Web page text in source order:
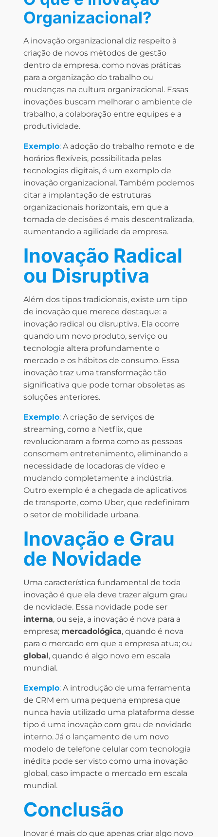
Organizacional?
A inovação organizacional diz respeito à
criação de novos métodos de gestão
dentro da empresa, como novas práticas
para a organização do trabalho ou
mudanças na cultura organizacional. Essas
inovações buscam melhorar o ambiente de
trabalho, a colaboração entre equipes e a
produtividade.
Exemplo: A adoção do trabalho remoto e de
horários flexíveis, possibilitada pelas
tecnologias digitais, é um exemplo de
inovação organizacional. Também podemos
citar a implantação de estruturas
organizacionais horizontais, em que a
tomada de decisões é mais descentralizada,
aumentando a agilidade da empresa.
Inovação Radical
ou Disruptiva
Além dos tipos tradicionais, existe um tipo
de inovação que merece destaque: a
inovação radical ou disruptiva. Ela ocorre
quando um novo produto, serviço ou
tecnologia altera profundamente o
mercado e os hábitos de consumo. Essa
inovação traz uma transformação tão
significativa que pode tornar obsoletas as
soluções anteriores.
Exemplo: A criação de serviços de
streaming, como a Netflix, que
revolucionaram a forma como as pessoas
consomem entretenimento, eliminando a
necessidade de locadoras de vídeo e
mudando completamente a indústria.
Outro exemplo é a chegada de aplicativos
de transporte, como Uber, que redefiniram
o setor de mobilidade urbana.
Inovação e Grau
de Novidade
Uma característica fundamental de toda
inovação é que ela deve trazer algum grau
de novidade. Essa novidade pode ser
interna, ou seja, a inovação é nova para a
empresa; mercadológica, quando é nova
para o mercado em que a empresa atua; ou
global , quando é algo novo em escala
mundial.
Exemplo: A introdução de uma ferramenta
de CRM em uma pequena empresa que
nunca havia utilizado uma plataforma desse
tipo é uma inovação com grau de novidade
interno. Já o lançamento de um novo
modelo de telefone celular com tecnologia
inédita pode ser visto como uma inovação
global, caso impacte o mercado em escala
mundial.
Conclusão
Inovar é mais do que apenas criar algo novo